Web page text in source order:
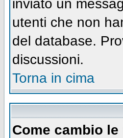
inviato un
utenti che non
del database.
discussioni.
Torna in cima
Come cambio